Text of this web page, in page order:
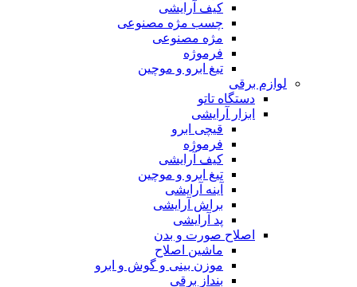
کیف آرایشی
چسب مژه مصنوعی
مژه مصنوعی
فرموژه
تیغ ابرو و موچین
لوازم برقی
دستگاه تاتو
ابزار آرایشی
قیچی ابرو
فرموژه
کیف آرایشی
تیغ ابرو و موچین
آینه آرایشی
براش آرایشی
پد آرایشی
اصلاح صورت و بدن
ماشین اصلاح
موزن بینی و گوش و ابرو
بنداز برقی